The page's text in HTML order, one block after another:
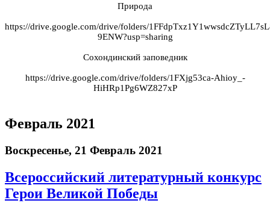
Природа
https://drive.google.com/drive/folders/
9ENW?usp=sharing
Сохондинский заповедник
https://drive.google.com/drive/folders/1FXjg53ca-Ahioy_-
HiHRp1Pg6WZ827xP
Февраль 2021
Воскресенье, 21 Февраль 2021
Всероссийский литературный конкурс
Герои Великой Победы